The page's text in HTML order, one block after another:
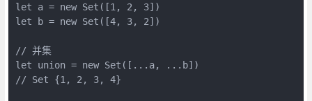
let a = new Set([1, 2, 3])
let b = new Set([4, 3, 2])
// 并集
let union = new Set([...a, ...b])
// Set {1, 2, 3, 4}